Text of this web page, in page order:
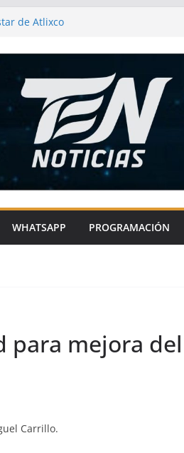
de Atlixco
a la fiesta
comunidades
21 por el
WHATSAPP PROGRAMACIÓN
para mejora del
Carrillo.